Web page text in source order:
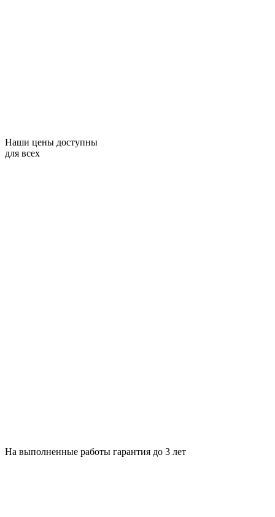
Наши цены доступны
для всех
На выполненные работы гарантия до 3 лет